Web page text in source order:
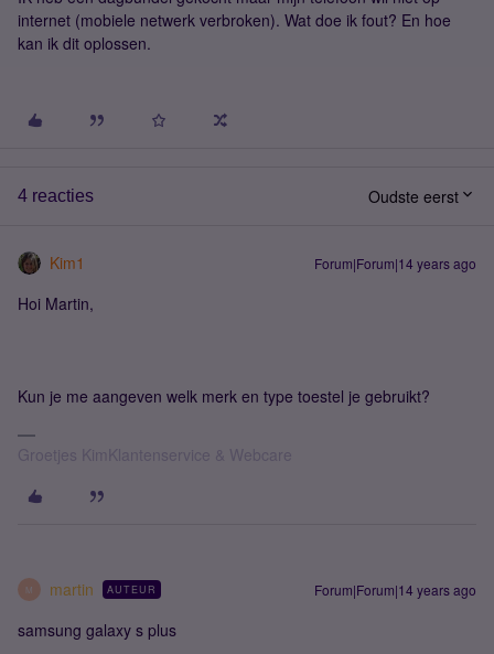
internet (mobiele netwerk verbroken). Wat doe ik fout? En hoe
kan ik dit oplossen.
4 reacties Oudste eerst
Kim1 Forum|Forum|14 years ago
Hoi Martin,
Kun je me aangeven welk merk en type toestel je gebruikt?
Groetjes KimKlantenservice & Webcare
M martin AUTEUR Forum|Forum|14 years ago
samsung galaxy s plus